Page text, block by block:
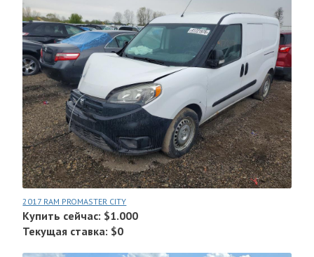
2017 RAM PROMASTER CITY
Купить сейчас: $1.000
Текущая ставка: $0